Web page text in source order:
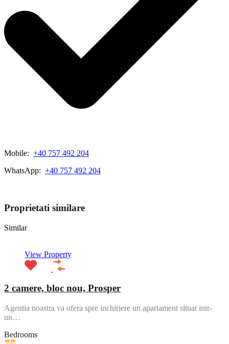
Mobile: +40 757 492 204
WhatsApp: +40 757 492 204
Proprietati similare
Similar
View Property
2 camere, bloc nou, Prosper
Agentia noastra va ofera spre inchiriere un apartament situat intr-
un…
Bedrooms